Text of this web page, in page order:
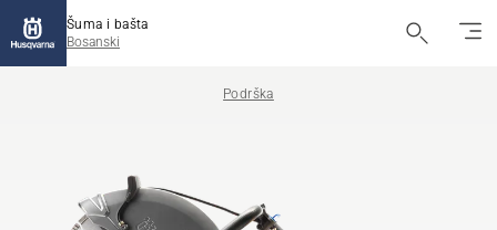
Šuma i bašta
Bosanski
Podrška